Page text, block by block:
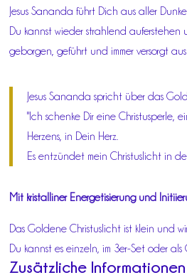
Jesus Sananda führt Dich aus aller
Du kannst wieder strahlend auferstehen
geborgen, geführt und immer versorgt
Jesus Sananda spricht über das
"Ich schenke Dir eine Christusperle,
Herzens, in Dein Herz.
Es entzündet mein Christuslicht in
Mit kristalliner Energetisierung und
Das Goldene Christuslicht ist klein und
Du kannst es einzeln, im 3er-Set oder als
Zusätzliche Informationen